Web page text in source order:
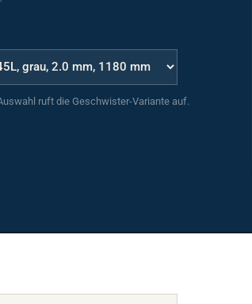
ruft die Geschwister-Variante auf.